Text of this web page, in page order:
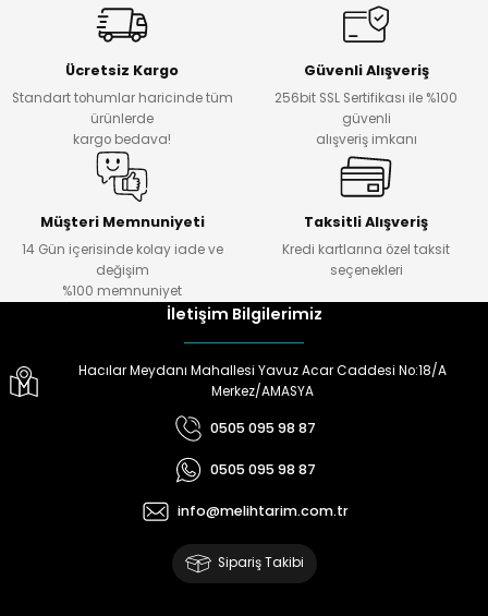
Ücretsiz Kargo
Standart tohumlar haricinde tüm
ürünlerde
kargo bedava!
Güvenli Alışveriş
256bit SSL Sertifikası ile %100
güvenli
alışveriş imkanı
Müşteri Memnuniyeti
14 Gün içerisinde kolay iade ve
değişim
%100 memnuniyet
Taksitli Alışveriş
Kredi kartlarına özel taksit
seçenekleri
İletişim Bilgilerimiz
Hacılar Meydanı Mahallesi Yavuz Acar Caddesi No:18/A
Merkez/AMASYA
0505 095 98 87
0505 095 98 87
info@melihtarim.com.tr
Sipariş Takibi